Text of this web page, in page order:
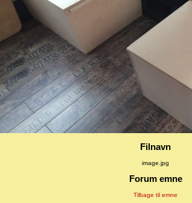
Filnavn
image.jpg
Forum emne
Tilbage til emne